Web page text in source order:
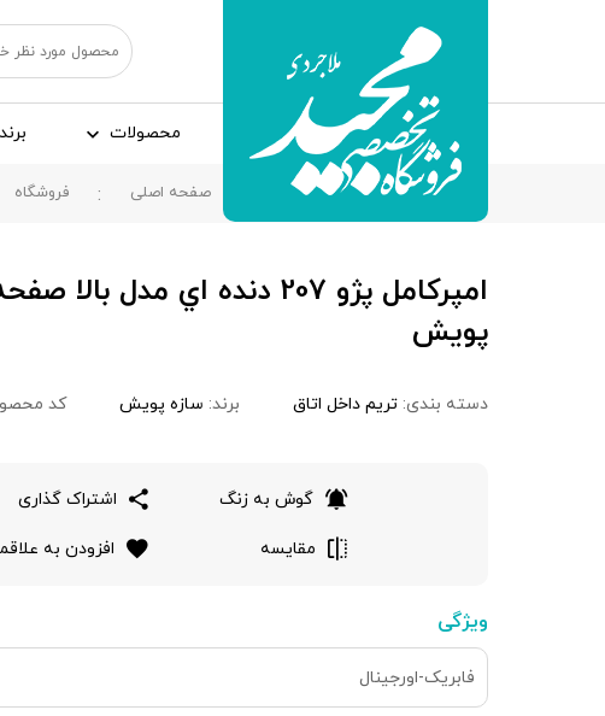
محصولات
صفحه اصلی فروشگاه
امپرکامل پژو 207 دنده اي مدل
پویش
دسته بندی: تریم داخل اتاق برند: سازه پویش کد
گوش به زنگ اشتراک گذاری
مقایسه افزودن به
ویژگی
فابریک-اورجینال